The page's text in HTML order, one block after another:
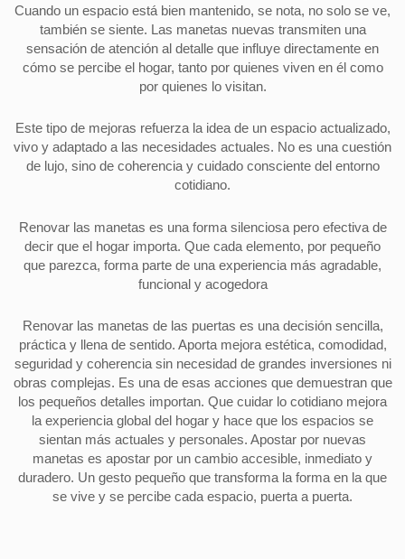
Cuando un espacio está bien mantenido, se nota, no solo se ve,
también se siente. Las manetas nuevas transmiten una
sensación de atención al detalle que influye directamente en
cómo se percibe el hogar, tanto por quienes viven en él como
por quienes lo visitan.
Este tipo de mejoras refuerza la idea de un espacio actualizado,
vivo y adaptado a las necesidades actuales. No es una cuestión
de lujo, sino de coherencia y cuidado consciente del entorno
cotidiano.
Renovar las manetas es una forma silenciosa pero efectiva de
decir que el hogar importa. Que cada elemento, por pequeño
que parezca, forma parte de una experiencia más agradable,
funcional y acogedora
Renovar las manetas de las puertas es una decisión sencilla,
práctica y llena de sentido. Aporta mejora estética, comodidad,
seguridad y coherencia sin necesidad de grandes inversiones ni
obras complejas. Es una de esas acciones que demuestran que
los pequeños detalles importan. Que cuidar lo cotidiano mejora
la experiencia global del hogar y hace que los espacios se
sientan más actuales y personales. Apostar por nuevas
manetas es apostar por un cambio accesible, inmediato y
duradero. Un gesto pequeño que transforma la forma en la que
se vive y se percibe cada espacio, puerta a puerta.